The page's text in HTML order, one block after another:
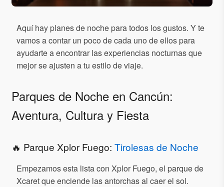
Aquí hay planes de noche para todos los gustos. Y te
vamos a contar un poco de cada uno de ellos para
ayudarte a encontrar las experiencias nocturnas que
mejor se ajusten a tu estilo de viaje.
Parques de Noche en Cancún:
Aventura, Cultura y Fiesta
🔥 Parque Xplor Fuego: Tirolesas de Noche
Empezamos esta lista con Xplor Fuego, el parque de
Xcaret que enciende las antorchas al caer el sol.